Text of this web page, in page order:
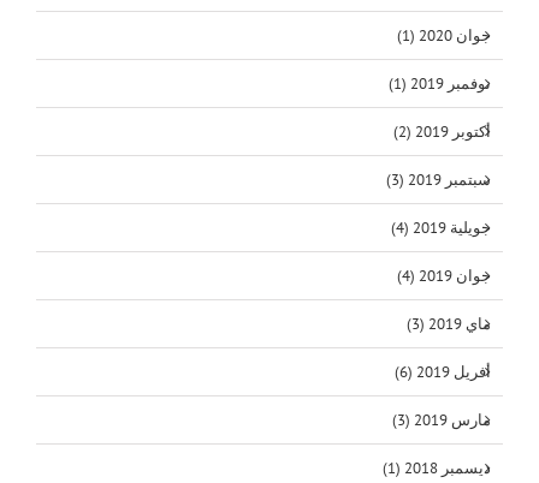
جوان 2020 (1)
نوفمبر 2019 (1)
أكتوبر 2019 (2)
سبتمبر 2019 (3)
جويلية 2019 (4)
جوان 2019 (4)
ماي 2019 (3)
أفريل 2019 (6)
مارس 2019 (3)
ديسمبر 2018 (1)